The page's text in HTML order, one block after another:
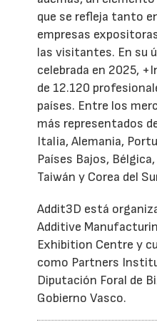
que se refleja tanto
empresas
las visitantes. En su
celebrada en 2025,
de 12.120
países. Entre los
más representados
Italia, Alemania,
Países Bajos,
Taiwán y Corea del
Addit3D está
Additive
Exhibition Centre y
como Partners
Diputación Foral de
Gobierno Vasco.